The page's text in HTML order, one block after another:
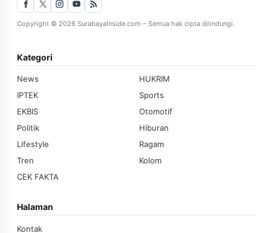
Copyright © 2026 SurabayaInside.com – Semua hak cipta dilindungi.
Kategori
News
HUKRIM
IPTEK
Sports
EKBIS
Otomotif
Politik
Hiburan
Lifestyle
Ragam
Tren
Kolom
CEK FAKTA
Halaman
Kontak